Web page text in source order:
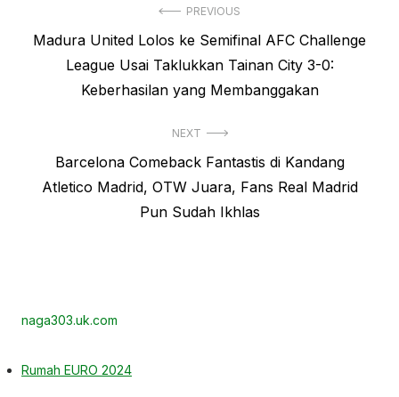
pos
PREVIOUS
Previous
Madura United Lolos ke Semifinal AFC Challenge
League Usai Taklukkan Tainan City 3-0:
Keberhasilan yang Membanggakan
NEXT
Next
post:
Barcelona Comeback Fantastis di Kandang
Atletico Madrid, OTW Juara, Fans Real Madrid
Pun Sudah Ikhlas
naga303.uk.com
Rumah EURO 2024